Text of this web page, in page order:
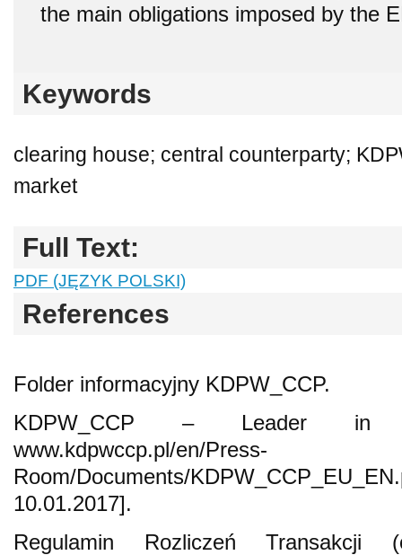
the main obligations imposed by the
Keywords
clearing house; central counterparty;
market
Full Text:
PDF (JĘZYK POLSKI)
References
Folder informacyjny KDPW_CCP.
KDPW_CCP – Leader
www.kdpwccp.pl/en/Press-
Room/Documents/
10.01.2017].
Regulamin Rozliczeń Transakcji